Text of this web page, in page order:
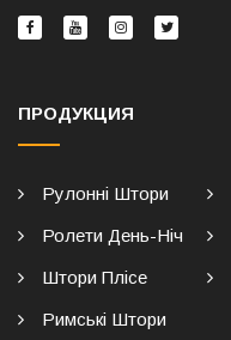
ПРОДУКЦИЯ
Рулонні Штори
Ролети День-Ніч
Штори Плісе
Римські Штори